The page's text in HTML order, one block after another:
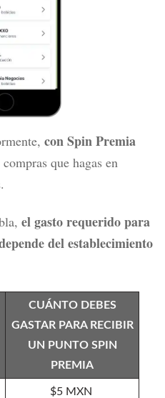
con Spin Premia
que hagas en
el gasto requerido para
del establecimiento
CUÁNTO DEBES
GASTAR PARA RECIBIR
UN PUNTO SPIN
PREMIA
$5 MXN